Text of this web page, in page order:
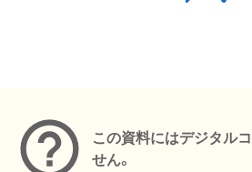
この資料にはデジタル
せん。